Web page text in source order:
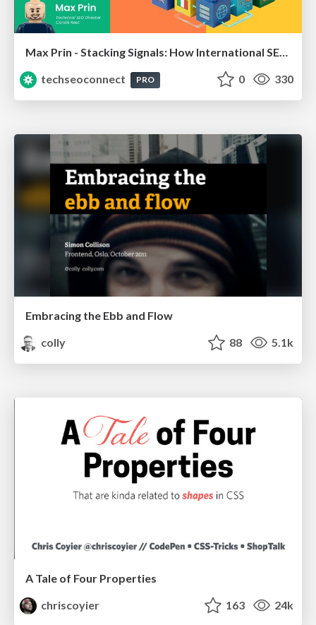
Max Prin - Stacking Signals: How International SEO Comes Together (And Falls Apart)
techseoconnect
PRO 0 330
Embracing the Ebb and Flow
colly
88 5.1k
A Tale of Four Properties
chriscoyier
163 24k